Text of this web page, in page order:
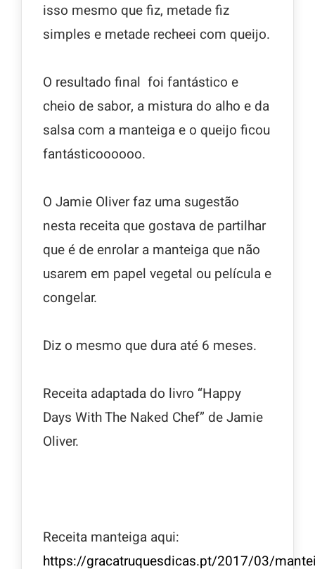
isso mesmo que fiz, metade fiz
simples e metade recheei com queijo.
O resultado final foi fantástico e
cheio de sabor, a mistura do alho e da
salsa com a manteiga e o queijo ficou
fantásticoooooo.
O Jamie Oliver faz uma sugestão
nesta receita que gostava de partilhar
que é de enrolar a manteiga que não
usarem em papel vegetal ou película e
congelar.
Diz o mesmo que dura até 6 meses.
Receita adaptada do livro “Happy
Days With The Naked Chef” de Jamie
Oliver.
Receita manteiga aqui:
https://gracatruquesdicas.pt/2017/03/